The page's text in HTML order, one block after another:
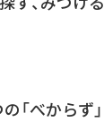
べからず」